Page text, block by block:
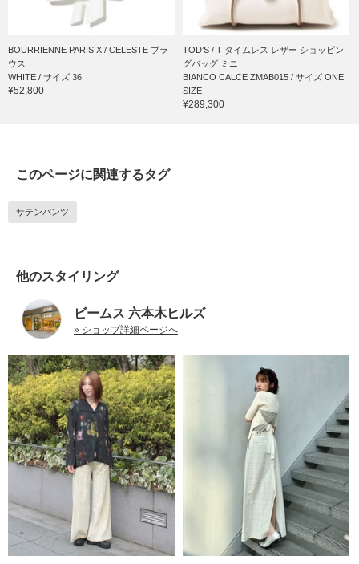
BOURRIENNE PARIS X / CELESTE ブラ
ウス
WHITE / サイズ 36
¥52,800
TOD’S / T タイムレス レザー ショッピン
グバッグ ミニ
BIANCO CALCE ZMAB015 / サイズ ONE
SIZE
¥289,300
このページに関連するタグ
サテンパンツ
他のスタイリング
ビームス 六本木ヒルズ
» ショップ詳細ページへ